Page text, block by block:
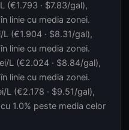
(€1.793 · $7.83/gal),
linie cu media zonei.
(€1.904 · $8.31/gal),
linie cu media zonei.
L (€2.024 · $8.84/gal),
linie cu media zonei.
L (€2.178 · $9.51/gal),
1.0% peste media celor